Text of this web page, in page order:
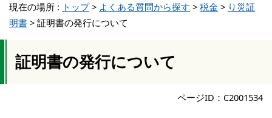
現在の場所 : トップ> よくある質問から探す > 税金 > り災証
明書 > 証明書の発行について
証明書の発行について
ページID：C2001534